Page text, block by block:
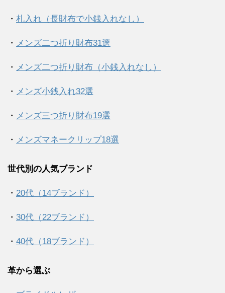
・ 札入れ（長財布で小銭入れなし）
・ メンズ二つ折り財布31選
・ メンズ二つ折り財布（小銭入れなし）
・ メンズ小銭入れ32選
・ メンズ三つ折り財布19選
・ メンズマネークリップ18選
世代別の人気ブランド
・ 20代（14ブランド）
・ 30代（22ブランド）
・ 40代（18ブランド）
革から選ぶ